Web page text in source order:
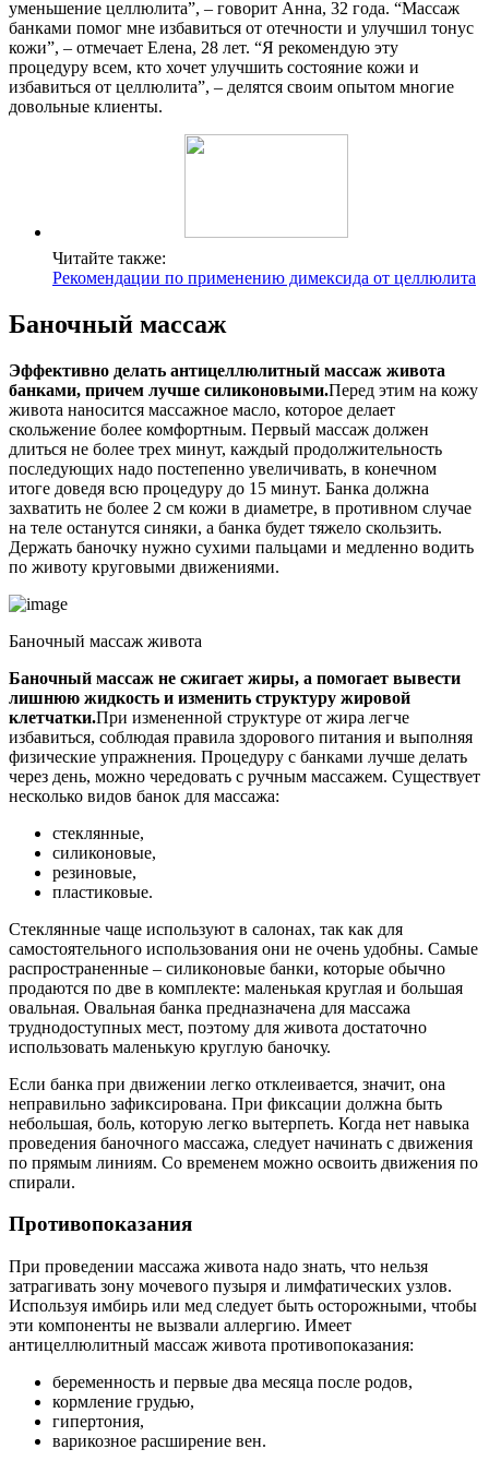
уменьшение целлюлита”, – говорит Анна, 32 года. “Массаж
банками помог мне избавиться от отечности и улучшил тонус
кожи”, – отмечает Елена, 28 лет. “Я рекомендую эту
процедуру всем, кто хочет улучшить состояние кожи и
избавиться от целлюлита”, – делятся своим опытом многие
довольные клиенты.
Читайте также:
Рекомендации по применению димексида от целлюлита
Баночный массаж
Эффективно делать антицеллюлитный массаж живота
банками, причем лучше силиконовыми.Перед этим на кожу
живота наносится массажное масло, которое делает
скольжение более комфортным. Первый массаж должен
длиться не более трех минут, каждый продолжительность
последующих надо постепенно увеличивать, в конечном
итоге доведя всю процедуру до 15 минут. Банка должна
захватить не более 2 см кожи в диаметре, в противном случае
на теле останутся синяки, а банка будет тяжело скользить.
Держать баночку нужно сухими пальцами и медленно водить
по животу круговыми движениями.
Баночный массаж живота
Баночный массаж не сжигает жиры, а помогает вывести
лишнюю жидкость и изменить структуру жировой
клетчатки.При измененной структуре от жира легче
избавиться, соблюдая правила здорового питания и выполняя
физические упражнения. Процедуру с банками лучше делать
через день, можно чередовать с ручным массажем. Существует
несколько видов банок для массажа:
стеклянные,
силиконовые,
резиновые,
пластиковые.
Стеклянные чаще используют в салонах, так как для
самостоятельного использования они не очень удобны. Самые
распространенные – силиконовые банки, которые обычно
продаются по две в комплекте: маленькая круглая и большая
овальная. Овальная банка предназначена для массажа
труднодоступных мест, поэтому для живота достаточно
использовать маленькую круглую баночку.
Если банка при движении легко отклеивается, значит, она
неправильно зафиксирована. При фиксации должна быть
небольшая, боль, которую легко вытерпеть. Когда нет навыка
проведения баночного массажа, следует начинать с движения
по прямым линиям. Со временем можно освоить движения по
спирали.
Противопоказания
При проведении массажа живота надо знать, что нельзя
затрагивать зону мочевого пузыря и лимфатических узлов.
Используя имбирь или мед следует быть осторожными, чтобы
эти компоненты не вызвали аллергию. Имеет
антицеллюлитный массаж живота противопоказания:
беременность и первые два месяца после родов,
кормление грудью,
гипертония,
варикозное расширение вен.